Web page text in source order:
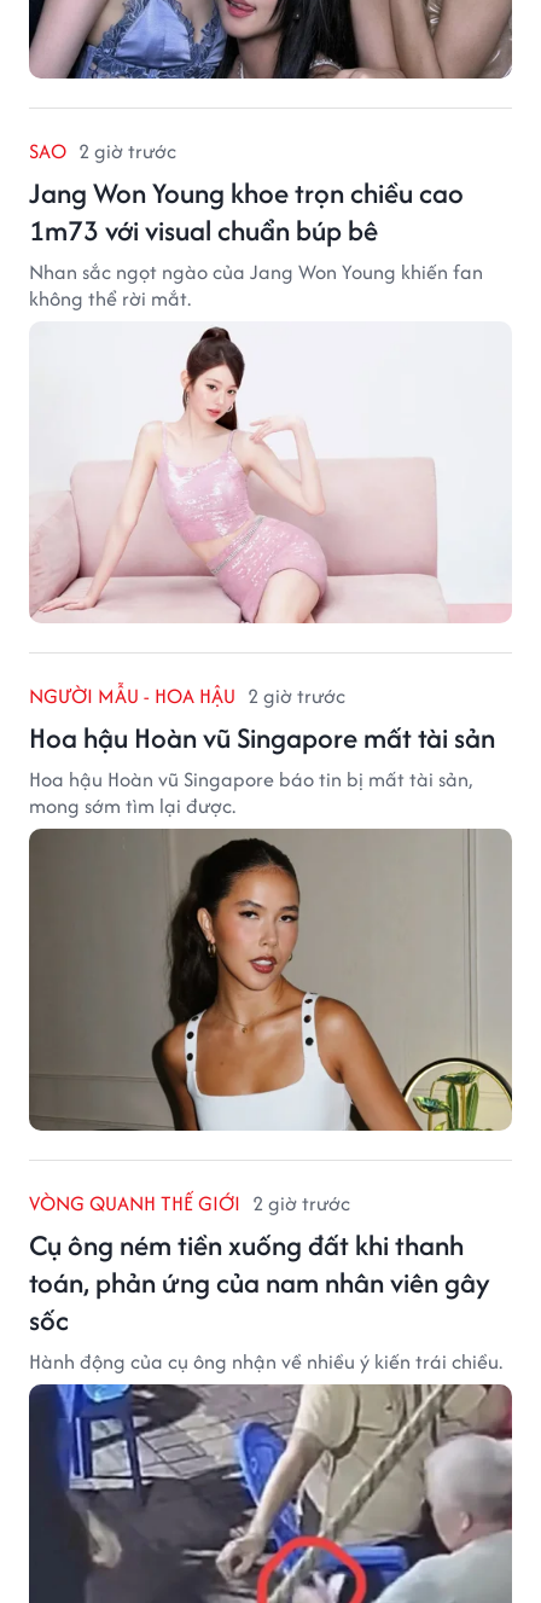
SAO 2 giờ trước
Jang Won Young khoe trọn chiều cao
1m73 với visual chuẩn búp bê
Nhan sắc ngọt ngào của Jang Won Young khiến fan
không thể rời mắt.
NGƯỜI MẪU - HOA HẬU 2 giờ trước
Hoa hậu Hoàn vũ Singapore mất tài sản
Hoa hậu Hoàn vũ Singapore báo tin bị mất tài sản,
mong sớm tìm lại được.
VÒNG QUANH THẾ GIỚI 2 giờ trước
Cụ ông ném tiền xuống đất khi thanh
toán, phản ứng của nam nhân viên gây
sốc
Hành động của cụ ông nhận về nhiều ý kiến trái chiều.